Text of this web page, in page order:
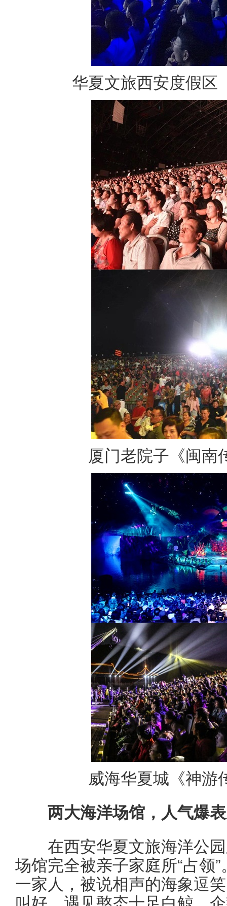
华夏文旅西安度假区
厦门老院子《闽南
威海华夏城《神游
两大海洋场馆，人气爆
在西安华夏文旅海洋公园
场馆完全被亲子家庭所“占领
一家人，被说相声的海象逗